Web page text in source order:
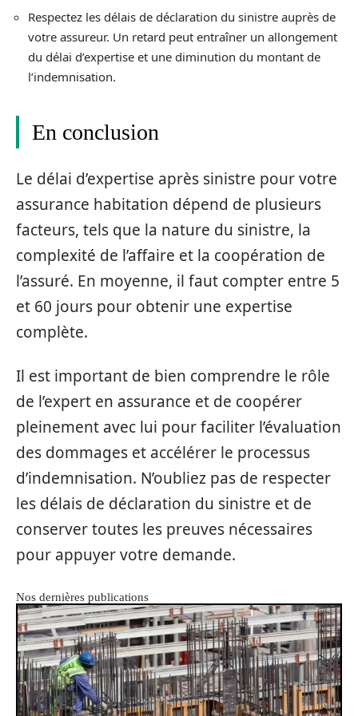
Respectez les délais de déclaration du sinistre auprès de
votre assureur. Un retard peut entraîner un allongement
du délai d’expertise et une diminution du montant de
l’indemnisation.
En conclusion
Le délai d’expertise après sinistre pour votre
assurance habitation dépend de plusieurs
facteurs, tels que la nature du sinistre, la
complexité de l’affaire et la coopération de
l’assuré. En moyenne, il faut compter entre 5
et 60 jours pour obtenir une expertise
complète.
Il est important de bien comprendre le rôle
de l’expert en assurance et de coopérer
pleinement avec lui pour faciliter l’évaluation
des dommages et accélérer le processus
d’indemnisation. N’oubliez pas de respecter
les délais de déclaration du sinistre et de
conserver toutes les preuves nécessaires
pour appuyer votre demande.
Nos dernières publications